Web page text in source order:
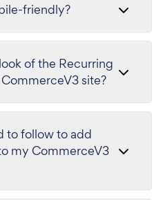
friendly?
of the Recurring
site?
to follow to add
my CommerceV3